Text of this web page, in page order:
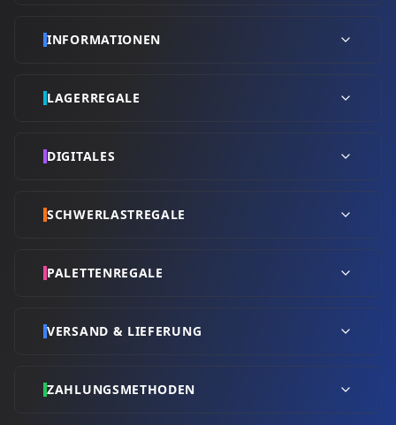
INFORMATIONEN
LAGERREGALE
DIGITALES
SCHWERLASTREGALE
PALETTENREGALE
VERSAND & LIEFERUNG
ZAHLUNGSMETHODEN